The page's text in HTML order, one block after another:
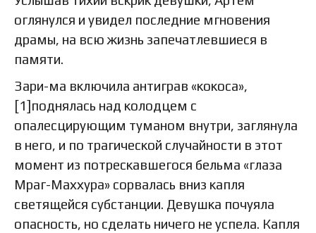
оглянулся и увидел последние мгновения
драмы, на всю жизнь запечатлевшиеся в
памяти.
Зари-ма включила антиграв «кокоса»,
[1]поднялась над колодцем с
опалесцирующим туманом внутри, заглянула
в него, и по трагической случайности в этот
момент из потрескавшегося бельма «глаза
Мраг-Маххура» сорвалась вниз капля
светящейся субстанции. Девушка почуяла
опасность, но сделать ничего не успела. Капля